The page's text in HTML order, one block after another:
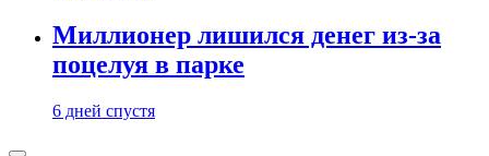
Миллионер лишился денег из-за
поцелуя в парке
6 дней спустя